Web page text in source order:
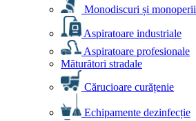
Monodiscuri și monoperii
Aspiratoare industriale
Aspiratoare profesionale
Măturători stradale
Cărucioare curățenie
Echipamente dezinfecție